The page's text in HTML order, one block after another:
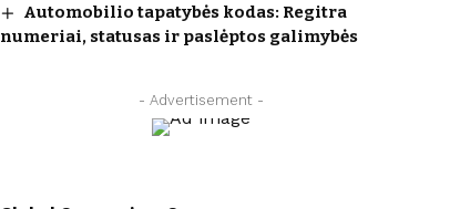
Automobilio tapatybės kodas: Regitra
numeriai, statusas ir paslėptos galimybės
- Advertisement -